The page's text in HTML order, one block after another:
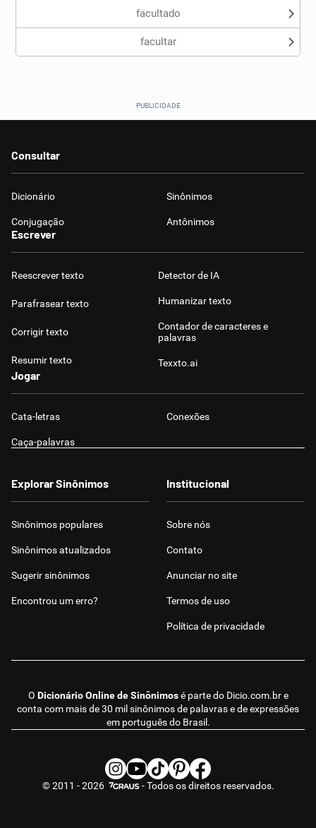
facultado
facultar
Consultar
Dicionário Sinônimos
Conjugação Antônimos
Escrever
Reescrever texto
Parafrasear texto
Corrigir texto
Resumir texto
Detector de IA
Humanizar texto
Contador de caracteres e
palavras
Texxto.ai
Jogar
Cata-letras Conexões
Caça-palavras
O Dicionário Online de Sinônimosé parte do Dicio.com.bre
conta com mais de 30 mil sinônimos de palavras e de expressões
em português do Brasil.
Explorar Sinônimos
Sinônimos populares
Sinônimos atualizados
Sugerir sinônimos
Encontrou um erro?
Institucional
Sobre nós
Contato
Anunciar no site
Termos de uso
Política de privacidade
© 2011 - 2026 - Todos os direitos reservados.